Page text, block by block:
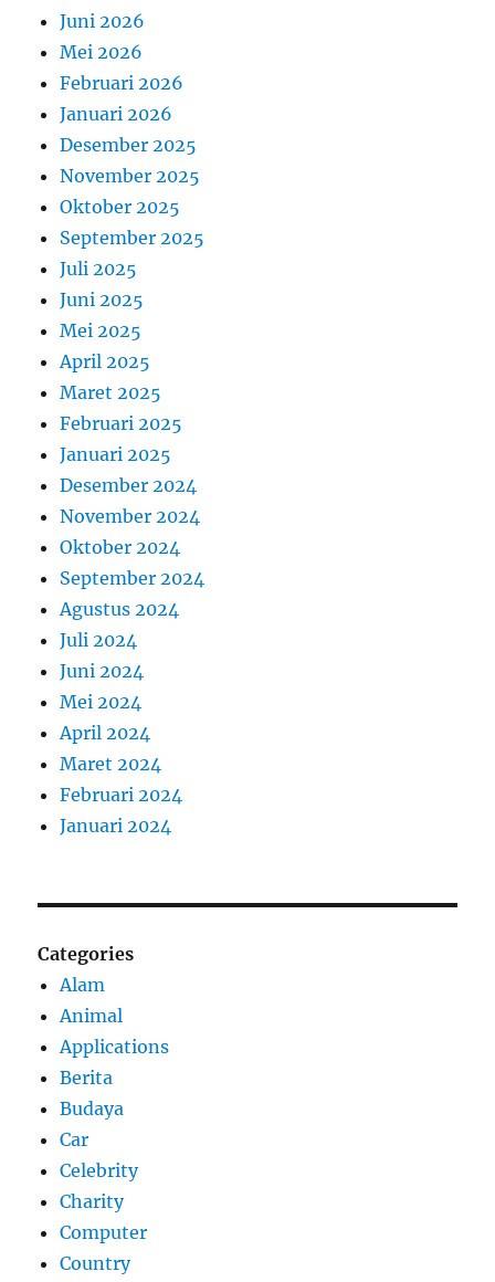
Juni 2026
Mei 2026
Februari 2026
Januari 2026
Desember 2025
November 2025
Oktober 2025
September 2025
Juli 2025
Juni 2025
Mei 2025
April 2025
Maret 2025
Februari 2025
Januari 2025
Desember 2024
November 2024
Oktober 2024
September 2024
Agustus 2024
Juli 2024
Juni 2024
Mei 2024
April 2024
Maret 2024
Februari 2024
Januari 2024
Categories
Alam
Animal
Applications
Berita
Budaya
Car
Celebrity
Charity
Computer
Country